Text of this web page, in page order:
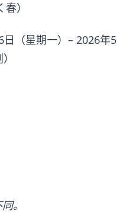
）
日（星期一）– 2026年5
。